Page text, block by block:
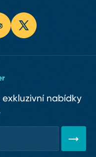
exkluzivní nabídky